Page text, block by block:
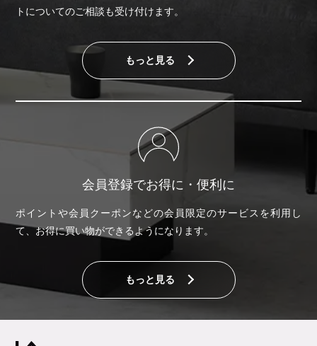
トについてのご相談も受け付けます。
もっと見る
会員登録でお得に・便利に
ポイントや会員クーポンなどの会員限定のサービスを利用し
て、お得に買い物ができるようになります。
もっと見る